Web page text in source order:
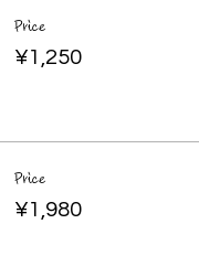
Price
¥1,250
Price
¥1,980